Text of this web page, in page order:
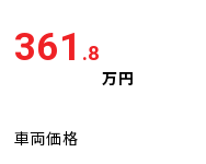
361 .8
万円
車両価格